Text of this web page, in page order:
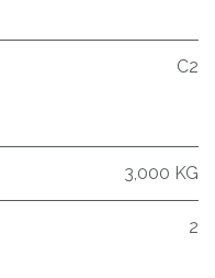
C2
3,000 KG
2